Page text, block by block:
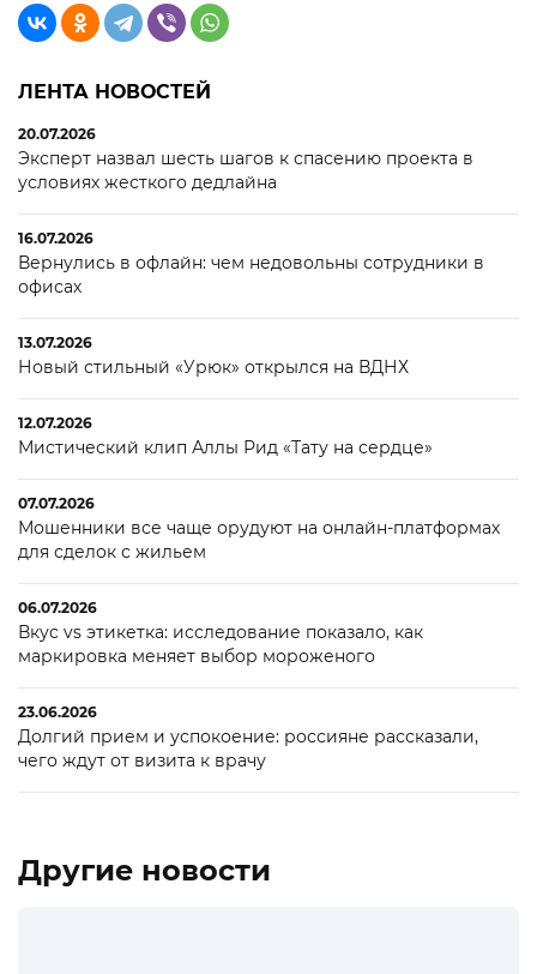
ЛЕНТА НОВОСТЕЙ
20.07.2026
Эксперт назвал шесть шагов к спасению проекта в
условиях жесткого дедлайна
16.07.2026
Вернулись в офлайн: чем недовольны сотрудники в
офисах
13.07.2026
Новый стильный «Урюк» открылся на ВДНХ
12.07.2026
Мистический клип Аллы Рид «Тату на сердце»
07.07.2026
Мошенники все чаще орудуют на онлайн-платформах
для сделок с жильем
06.07.2026
Вкус vs этикетка: исследование показало, как
маркировка меняет выбор мороженого
23.06.2026
Долгий прием и успокоение: россияне рассказали,
чего ждут от визита к врачу
Другие новости